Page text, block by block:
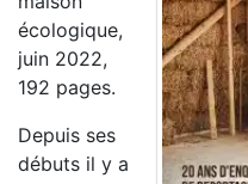
écologique,
juin 2022,
192 pages.
Depuis ses
débuts il y a